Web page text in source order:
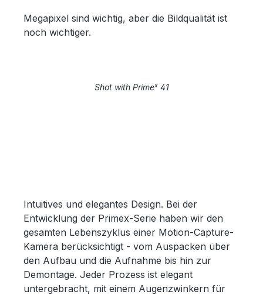
Megapixel sind wichtig, aber die Bildqualität ist
noch wichtiger.
Shot with Primex41
Intuitives und elegantes Design. Bei der
Entwicklung der Primex-Serie haben wir den
gesamten Lebenszyklus einer Motion-Capture-
Kamera berücksichtigt - vom Auspacken über
den Aufbau und die Aufnahme bis hin zur
Demontage. Jeder Prozess ist elegant
untergebracht, mit einem Augenzwinkern für